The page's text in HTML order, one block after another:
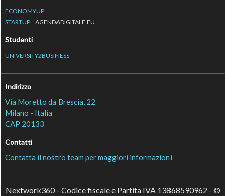
ECONOMYUP
STARTUP
AGENDADIGITALE.EU
Studenti
UNIVERSITY2BUSINESS
Indirizzo
Via Moretto da Brescia, 22
Milano - Italia
CAP 20133
Contatti
Contatta il nostro team per maggiori informazioni
Nextwork360 - Codice fiscale e Partita IVA 13868590962 - ©